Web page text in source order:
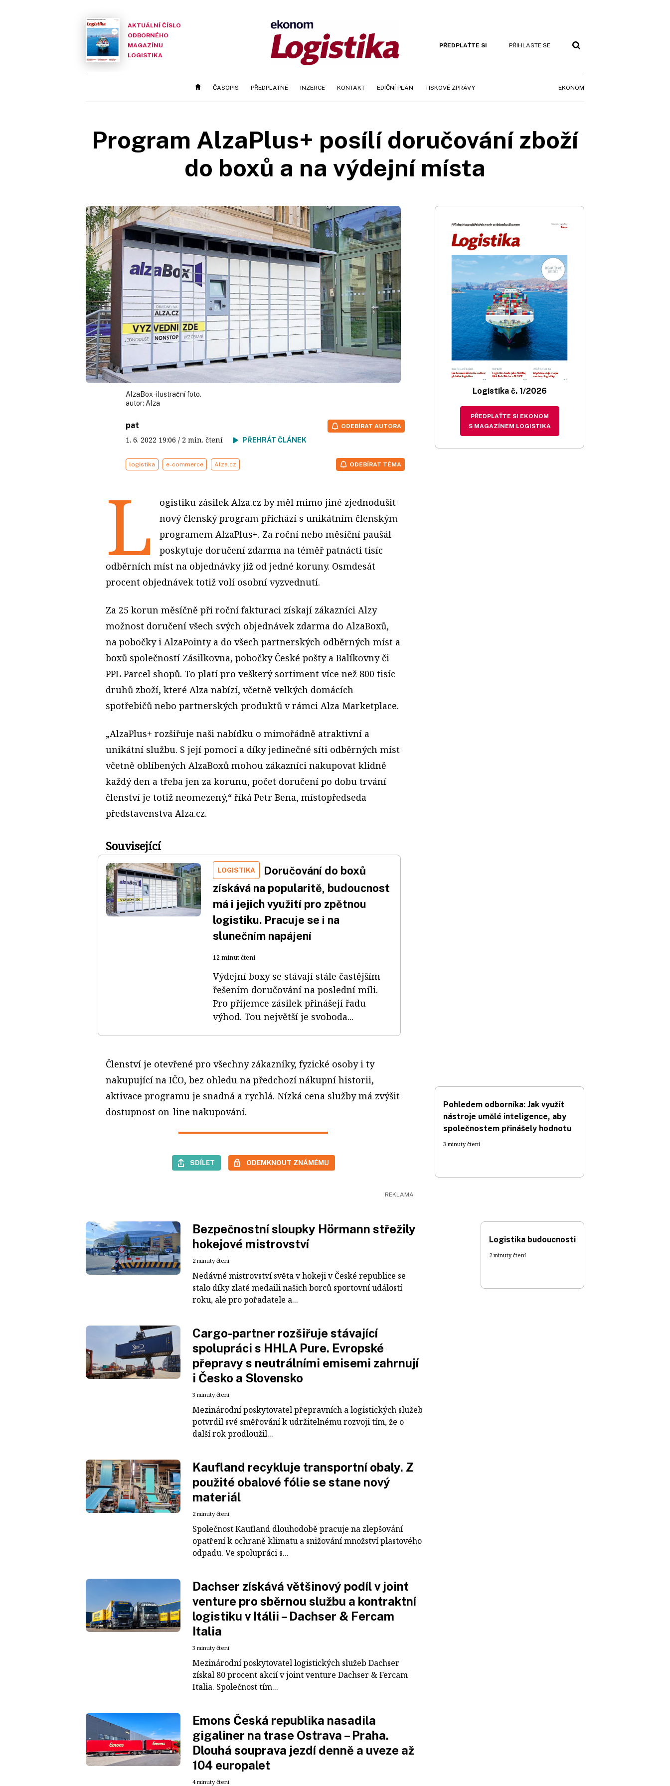
AKTUÁLNÍ ČÍSLO
ODBORNÉHO
MAGAZÍNU
LOGISTIKA
PŘEDPLAŤTE SI PŘIHLASTE SE
ČASOPIS PŘEDPLATNÉ INZERCE KONTAKT EDIČNÍ PLÁN TISKOVÉ ZPRÁVY EKONOM
Program AlzaPlus+ posílí doručování zboží
do boxů a na výdejní místa
AlzaBox - ilustrační foto.
autor: Alza
pat
1. 6. 2022 19:06 / 2 min. čtení PŘEHRÁT ČLÁNEK
ODEBÍRAT AUTORA
logistika e-commerce Alza.cz ODEBÍRAT TÉMA
L
ogistiku zásilek Alza.cz by měl mimo jiné zjednodušit
nový členský program přichází s unikátním členským
programem AlzaPlus+. Za roční nebo měsíční paušál
poskytuje doručení zdarma na téměř patnácti tisíc
odběrních míst na objednávky již od jedné koruny. Osmdesát
procent objednávek totiž volí osobní vyzvednutí.
Za 25 korun měsíčně při roční fakturaci získají zákazníci Alzy
možnost doručení všech svých objednávek zdarma do AlzaBoxů,
na pobočky i AlzaPointy a do všech partnerských odběrných míst a
boxů společností Zásilkovna, pobočky České pošty a Balíkovny či
PPL Parcel shopů. To platí pro veškerý sortiment více než 800 tisíc
druhů zboží, které Alza nabízí, včetně velkých domácích
spotřebičů nebo partnerských produktů v rámci Alza Marketplace.
„AlzaPlus+ rozšiřuje naši nabídku o mimořádně atraktivní a
unikátní službu. S její pomocí a díky jedinečné síti odběrných míst
včetně oblíbených AlzaBoxů mohou zákazníci nakupovat klidně
každý den a třeba jen za korunu, počet doručení po dobu trvání
členství je totiž neomezený,“ říká Petr Bena, místopředseda
představenstva Alza.cz.
Související
LOGISTIKA
Doručování do boxů
získává na popularitě, budoucnost
má i jejich využití pro zpětnou
logistiku. Pracuje se i na
slunečním napájení
12 minut čtení
Výdejní boxy se stávají stále častějším
řešením doručování na poslední míli.
Pro příjemce zásilek přinášejí řadu
výhod. Tou největší je svoboda...
Členství je otevřené pro všechny zákazníky, fyzické osoby i ty
nakupující na IČO, bez ohledu na předchozí nákupní historii,
aktivace programu je snadná a rychlá. Nízká cena služby má zvýšit
dostupnost on-line nakupování.
SDÍLET ODEMKNOUT ZNÁMÉMU
Logistika č. 1/2026
PŘEDPLAŤTE SI EKONOM
S MAGAZÍNEM LOGISTIKA
Pohledem odborníka: Jak využít
nástroje umělé inteligence, aby
společnostem přinášely hodnotu
3 minuty čtení
Bezpečnostní sloupky Hörmann střežily
hokejové mistrovství
2 minuty čtení
Nedávné mistrovství světa v hokeji v České republice se
stalo díky zlaté medaili našich borců sportovní událostí
roku, ale pro pořadatele a...
Cargo-partner rozšiřuje stávající
spolupráci s HHLA Pure. Evropské
přepravy s neutrálními emisemi zahrnují
i Česko a Slovensko
3 minuty čtení
Mezinárodní poskytovatel přepravních a logistických služeb
potvrdil své směřování k udržitelnému rozvoji tím, že o
další rok prodloužil...
Kaufland recykluje transportní obaly. Z
použité obalové fólie se stane nový
materiál
2 minuty čtení
Společnost Kaufland dlouhodobě pracuje na zlepšování
opatření k ochraně klimatu a snižování množství plastového
odpadu. Ve spolupráci s...
Dachser získává většinový podíl v joint
venture pro sběrnou službu a kontraktní
logistiku v Itálii – Dachser & Fercam
Italia
3 minuty čtení
Mezinárodní poskytovatel logistických služeb Dachser
získal 80 procent akcií v joint venture Dachser & Fercam
Italia. Společnost tím...
Emons Česká republika nasadila
gigaliner na trase Ostrava – Praha.
Dlouhá souprava jezdí denně a uveze až
104 europalet
4 minuty čtení
Logistika budoucnosti
2 minuty čtení